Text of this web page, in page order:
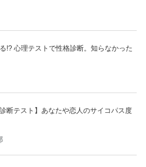
る!? 心理テストで性格診断。知らなかった
診断テスト】あなたや恋人のサイコパス度